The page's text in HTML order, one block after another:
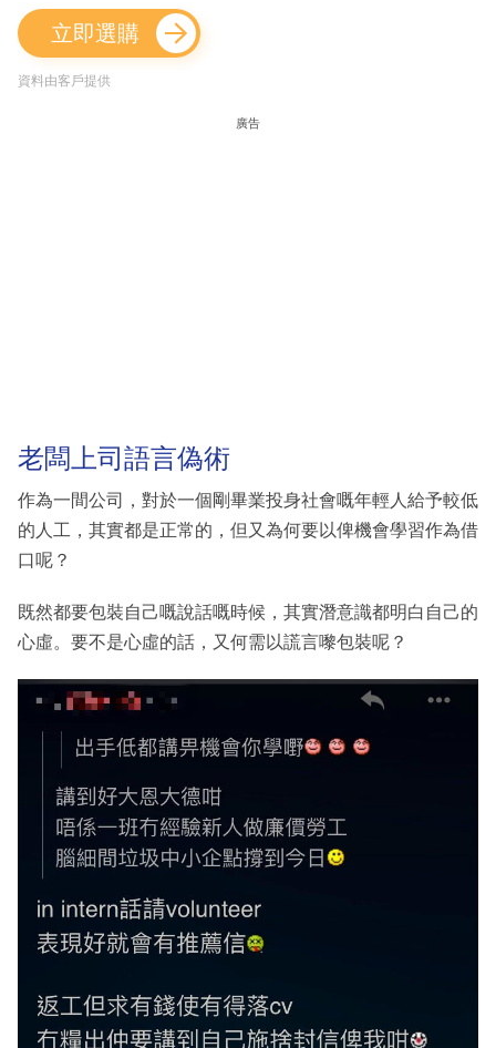
立即選購
資料由客戶提供
廣告
老闆上司語言偽術
作為一間公司，對於一個剛畢業投身社會嘅年輕人給予較低
的人工，其實都是正常的，但又為何要以俾機會學習作為借
口呢？
既然都要包裝自己嘅說話嘅時候，其實潛意識都明白自己的
心虛。要不是心虛的話，又何需以謊言嚟包裝呢？